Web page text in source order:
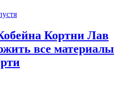
Кортни Лав
все материалы